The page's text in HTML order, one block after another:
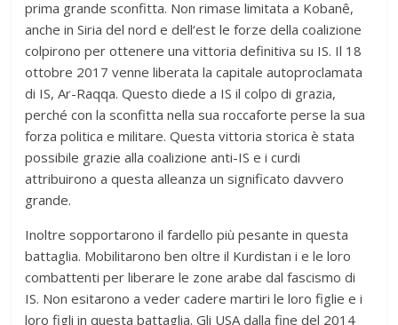
prima grande sconfitta. Non rimase limitata a Kobanê,
anche in Siria del nord e dell‘est le forze della coalizione
colpirono per ottenere una vittoria definitiva su IS. Il 18
ottobre 2017 venne liberata la capitale autoproclamata
di IS, Ar-Raqqa. Questo diede a IS il colpo di grazia,
perché con la sconfitta nella sua roccaforte perse la sua
forza politica e militare. Questa vittoria storica è stata
possibile grazie alla coalizione anti-IS e i curdi
attribuirono a questa alleanza un significato davvero
grande.
Inoltre sopportarono il fardello più pesante in questa
battaglia. Mobilitarono ben oltre il Kurdistan i e le loro
combattenti per liberare le zone arabe dal fascismo di
IS. Non esitarono a veder cadere martiri le loro figlie e i
loro figli in questa battaglia. Gli USA dalla fine del 2014